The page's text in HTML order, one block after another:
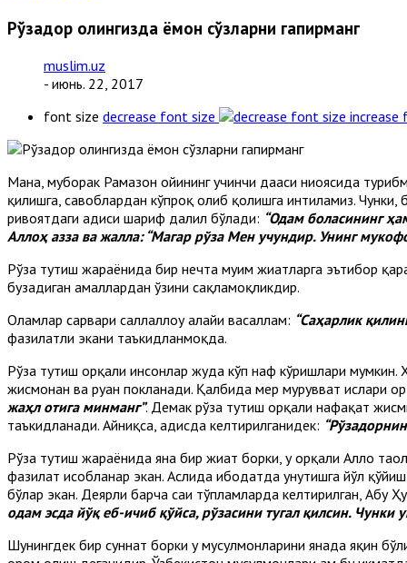
Рўзадор ҳолингизда ёмон сўзларни гапирманг
muslim.uz
- июнь. 22, 2017
font size decrease font size increase
Мана, муборак Рамазон ойининг учинчи даҳаси ниҳоясида
қилишга, савоблардан кўпроқ олиб қолишга интиламиз. Чунки,
ривоятдаги ҳадиси шариф далил бўлади: “Одам боласининг
Аллоҳ азза ва жалла: “Магар рўза Мен учундир. Унинг
Рўза тутиш жараёнида бир нечта муҳим жиҳатларга эътибор
бузадиган амаллардан ўзини сақламоқликдир.
Оламлар сарвари саллаллоҳу алайҳи васаллам: “Саҳарлик
фазилатли экани таъкидланмоқда.
Рўза тутиш орқали инсонлар жуда кўп наф кўришлари мумкин.
жисмонан ва руҳан покланади. Қалбида меҳр мурувват
жаҳл отига минманг”. Демак рўза тутиш орқали нафақат
таъкидланади. Айниқса, ҳадисда келтирилганидек:
Рўза тутиш жараёнида яна бир жиҳат борки, у орқали Аллоҳ
фазилат ҳисобланар экан. Аслида ибодатда унутишга йўл
бўлар экан. Деярли барча саҳиҳ тўпламларда келтирилган, Aбу
одам эсда йўқ еб-ичиб қўйсa, рўзaсини тугал қилсин.
Шунингдек бир суннат борки у мусулмонларини янада яқин